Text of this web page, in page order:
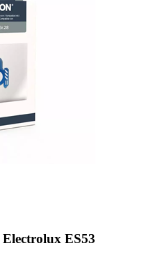
Electrolux ES53